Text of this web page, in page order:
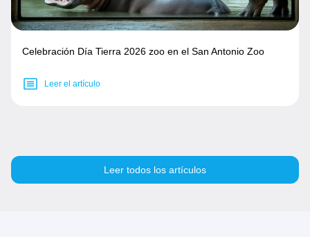
Celebración Día Tierra 2026 zoo en el San Antonio Zoo
Leer el artículo
Leer todos los artículos